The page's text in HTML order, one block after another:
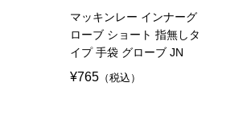
マッキンレー インナーグ
ローブ ショート 指無しタ
イプ 手袋 グローブ JN
¥765 （税込）